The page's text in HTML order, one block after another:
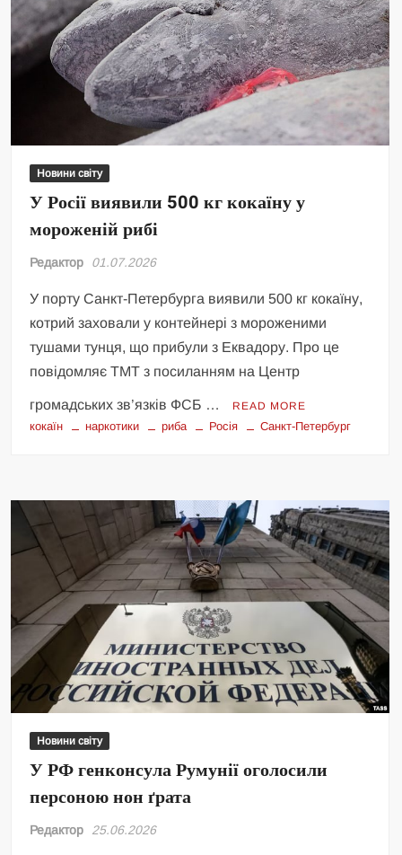
Новини світу
У Росії виявили 500 кг кокаїну у
мороженій рибі
Редактор 01.07.2026
У порту Санкт-Петербурга виявили 500 кг кокаїну,
котрий заховали у контейнері з мороженими
тушами тунця, що прибули з Еквадору. Про це
повідомляє TMT з посиланням на Центр
громадських зв’язків ФСБ … READ MORE
кокаїн наркотики риба Росія Санкт-Петербург
Новини світу
У РФ генконсула Румунії оголосили
персоною нон ґрата
Редактор 25.06.2026